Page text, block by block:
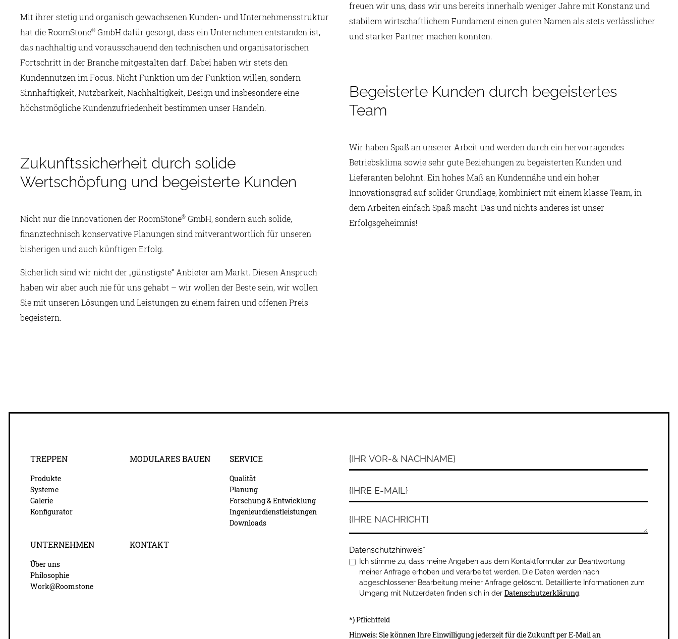
Mit ihrer stetig und organisch gewachsenen Kunden- und Unternehmensstruktur
hat die RoomStone® GmbH dafür gesorgt, dass ein Unternehmen entstanden ist,
das nachhaltig und vorausschauend den technischen und organisatorischen
Fortschritt in der Branche mitgestalten darf. Dabei haben wir stets den
Kundennutzen im Focus. Nicht Funktion um der Funktion willen, sondern
Sinnhaftigkeit, Nutzbarkeit, Nachhaltigkeit, Design und insbesondere eine
höchstmögliche Kundenzufriedenheit bestimmen unser Handeln.
Zukunftssicherheit durch solide
Wertschöpfung und begeisterte Kunden
Nicht nur die Innovationen der RoomStone® GmbH, sondern auch solide,
finanztechnisch konservative Planungen sind mitverantwortlich für unseren
bisherigen und auch künftigen Erfolg.
Sicherlich sind wir nicht der „günstigste“ Anbieter am Markt. Diesen Anspruch
haben wir aber auch nie für uns gehabt – wir wollen der Beste sein, wir wollen
Sie mit unseren Lösungen und Leistungen zu einem fairen und offenen Preis
begeistern.
freuen wir uns, dass wir uns bereits innerhalb weniger Jahre mit Konstanz und
stabilem wirtschaftlichem Fundament einen guten Namen als stets verlässlicher
und starker Partner machen konnten.
Begeisterte Kunden durch begeistertes
Team
Wir haben Spaß an unserer Arbeit und werden durch ein hervorragendes
Betriebsklima sowie sehr gute Beziehungen zu begeisterten Kunden und
Lieferanten belohnt. Ein hohes Maß an Kundennähe und ein hoher
Innovationsgrad auf solider Grundlage, kombiniert mit einem klasse Team, in
dem Arbeiten einfach Spaß macht: Das und nichts anderes ist unser
Erfolgsgeheimnis!
TREPPEN
Produkte
Systeme
Galerie
Konfigurator
MODULARES BAUEN SERVICE
Qualität
Planung
Forschung & Entwicklung
Ingenieurdienstleistungen
Downloads
UNTERNEHMEN
Über uns
Philosophie
Work@Roomstone
KONTAKT
Datenschutzhinweis*
Ich stimme zu, dass meine Angaben aus dem Kontaktformular zur Beantwortung
meiner Anfrage erhoben und verarbeitet werden. Die Daten werden nach
abgeschlossener Bearbeitung meiner Anfrage gelöscht. Detaillierte Informationen zum
Umgang mit Nutzerdaten finden sich in der Datenschutzerklärung.
*) Pflichtfeld
Hinweis: Sie können Ihre Einwilligung jederzeit für die Zukunft per E-Mail an